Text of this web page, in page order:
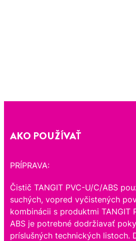
AKO POUŽÍVAŤ
PRÍPRAVA:
Čistič TANGIT PVC-U/C/ABS
suchých, vopred vyčistených
kombinácii s produktmi TANGIT
ABS je potrebné dodržiavať
príslušných technických listoch.